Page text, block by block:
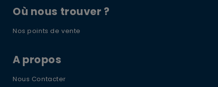
Où nous trouver ?
Nos points de vente
A propos
Nous Contacter